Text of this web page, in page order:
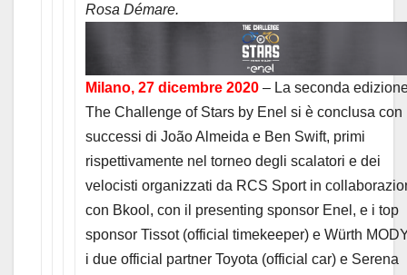
Rosa Démare.
Milano, 27 dicembre 2020 – La seconda
The Challenge of Stars by Enel si è conclusa con
successi di João Almeida e Ben Swift, primi
rispettivamente nel torneo degli scalatori e dei
velocisti organizzati da RCS Sport in
con Bkool, con il presenting sponsor Enel, e i top
sponsor Tissot (official timekeeper) e Würth
i due official partner Toyota (official car) e Serena